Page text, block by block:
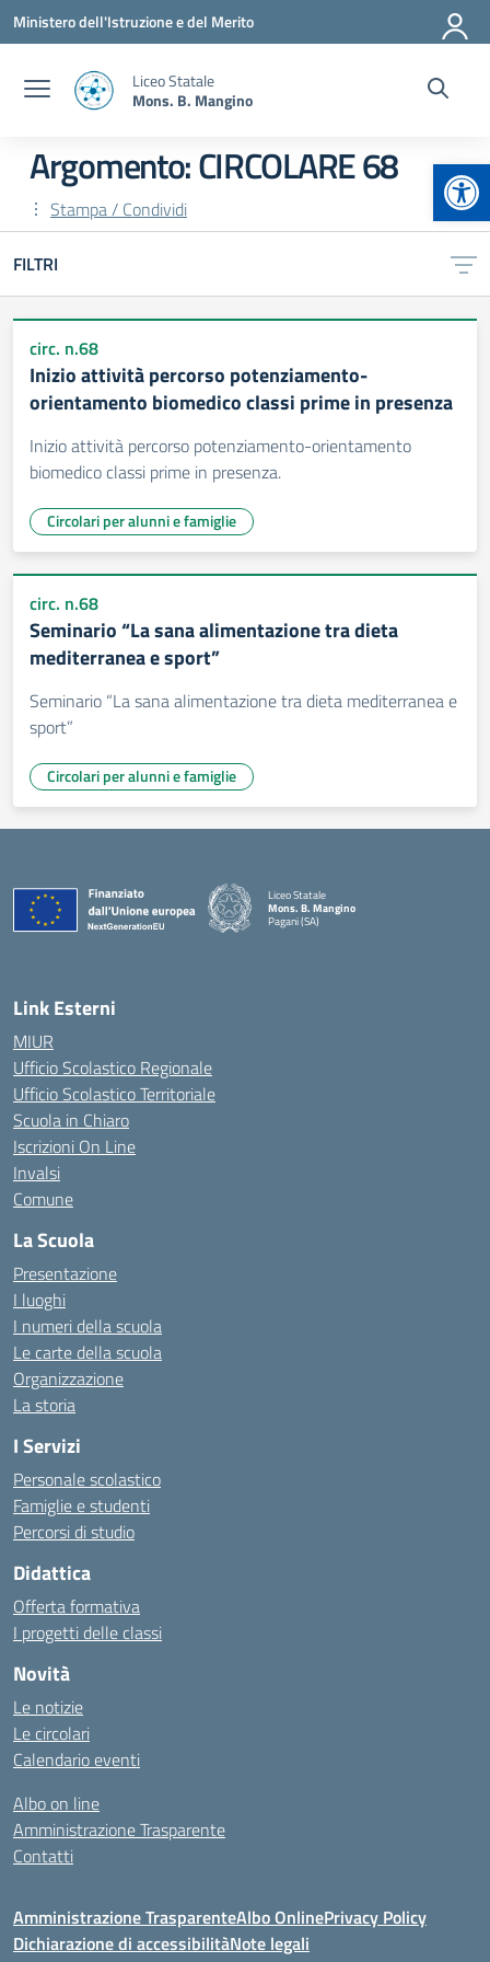
Vai ai contenuti
Vai al menu di navigazione
Vai al footer
Ministero dell'Istruzione e del Merito
Liceo Statale
Mons. B. Mangino
Argomento: CIRCOLARE 68
Stampa / Condividi
FILTRI
circ. n.68
Inizio attività percorso potenziamento-
orientamento biomedico classi prime in presenza
Inizio attività percorso potenziamento-orientamento
biomedico classi prime in presenza.
Circolari per alunni e famiglie
circ. n.68
Seminario “La sana alimentazione tra dieta
mediterranea e sport”
Seminario “La sana alimentazione tra dieta mediterranea e
sport”
Circolari per alunni e famiglie
Liceo Statale
Mons. B. Mangino
Pagani (SA)
— Visita la pagina iniziale della scuola
Link Esterni
MIUR
Ufficio Scolastico Regionale
Ufficio Scolastico Territoriale
Scuola in Chiaro
Iscrizioni On Line
Invalsi
Comune
La Scuola
Presentazione
I luoghi
I numeri della scuola
Le carte della scuola
Organizzazione
La storia
I Servizi
Personale scolastico
Famiglie e studenti
Percorsi di studio
Didattica
Offerta formativa
I progetti delle classi
Novità
Le notizie
Le circolari
Calendario eventi
Albo on line
Amministrazione Trasparente
Contatti
Amministrazione TrasparenteAlbo OnlinePrivacy Policy
Dichiarazione di accessibilitàNote legali